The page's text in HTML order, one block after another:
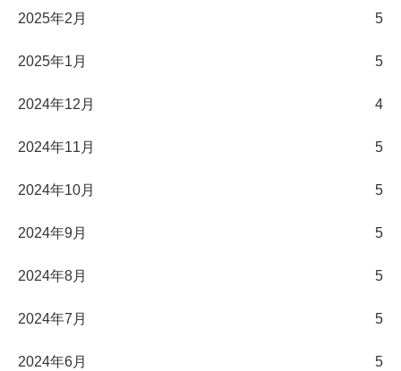
2025年2月 5
2025年1月 5
2024年12月 4
2024年11月 5
2024年10月 5
2024年9月 5
2024年8月 5
2024年7月 5
2024年6月 5